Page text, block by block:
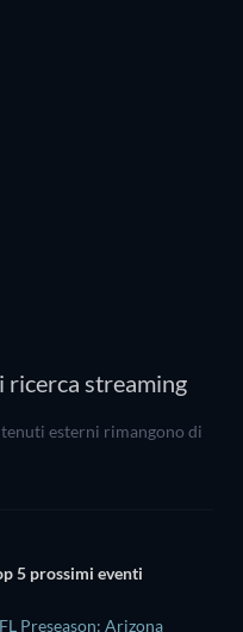
ricerca streaming
esterni rimangono di
5 prossimi eventi
Preseason: Arizona